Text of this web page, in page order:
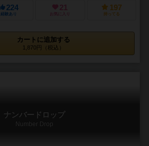
224
経験あり
21
お気に入り
197
持ってる
カートに追加する
1,870円（税込）
ナンバードロップ
Number Drop